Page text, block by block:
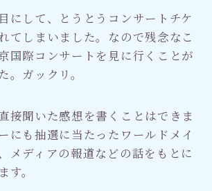
にして、とうとうコンサートチケ
てしまいました。なので残念なこ
国際コンサートを見に行くことが
。ガックリ。
接聞いた感想を書くことはできま
にも抽選に当たったワールドメイ
メディアの報道などの話をもとに
。